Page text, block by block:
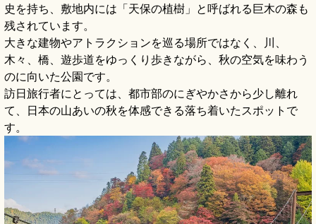
史を持ち、敷地内には「天保の植樹」と呼ばれる巨木の森も
残されています。
大きな建物やアトラクションを巡る場所ではなく、川、
木々、橋、遊歩道をゆっくり歩きながら、秋の空気を味わう
のに向いた公園です。
訪日旅行者にとっては、都市部のにぎやかさから少し離れ
て、日本の山あいの秋を体感できる落ち着いたスポットで
す。